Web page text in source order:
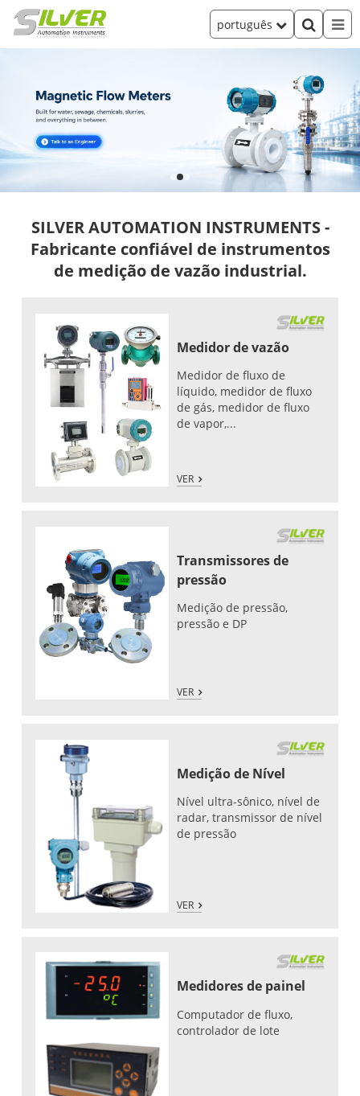
português
SILVER AUTOMATION INSTRUMENTS -
Fabricante confiável de instrumentos
de medição de vazão industrial.
Medidor de vazão
Medidor de fluxo de
líquido, medidor de fluxo
de gás, medidor de fluxo
de vapor,...
VER
Transmissores de
pressão
Medição de pressão,
pressão e DP
VER
Medição de Nível
Nível ultra-sônico, nível de
radar, transmissor de nível
de pressão
VER
Medidores de painel
Computador de fluxo,
controlador de lote